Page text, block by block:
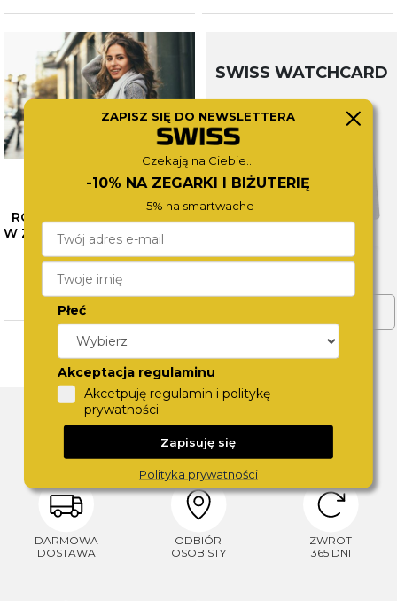
RÓŻNE OBLICZA SZAROŚCI
W ZEGARKACH CALVIN KLEIN
– SPRAWDŹ NASZE
PROPOZYCJE
CZYTAJ WIĘCEJ
SWISS WATCHCARD
DLACZEGO SWISS?
DARMOWA
DOSTAWA
ODBIÓR
OSOBISTY
ZWROT
365 DNI
ZAPISZ SIĘ DO NEWSLETTERA
Czekają na Ciebie...
-10% NA ZEGARKI I BIŻUTERIĘ
-5% na smartwache
Płeć
Akceptacja regulaminu
Akcetpuję regulamin i politykę
prywatności
Zapisuję się
Polityka prywatności